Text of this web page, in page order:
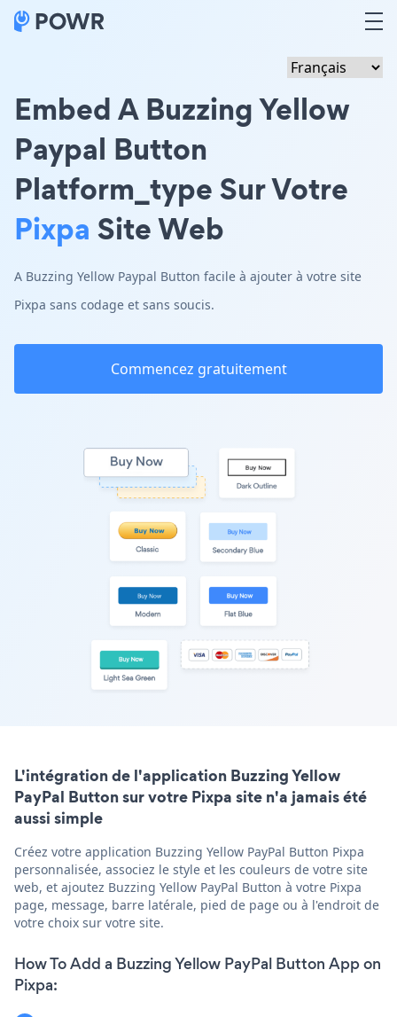
Embed A Buzzing Yellow
Paypal Button
Platform_type Sur Votre
Pixpa Site Web
A Buzzing Yellow Paypal Button facile à ajouter à votre site
Pixpa sans codage et sans soucis.
Commencez gratuitement
L'intégration de l'application Buzzing Yellow
PayPal Button sur votre Pixpa site n'a jamais été
aussi simple
Créez votre application Buzzing Yellow PayPal Button Pixpa
personnalisée, associez le style et les couleurs de votre site
web, et ajoutez Buzzing Yellow PayPal Button à votre Pixpa
page, message, barre latérale, pied de page ou à l'endroit de
votre choix sur votre site.
How To Add a Buzzing Yellow PayPal Button App on
Pixpa: